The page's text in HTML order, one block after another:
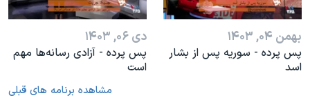
بهمن ۰۴, ۱۴۰۳
پس پرده - سوریه پس از بشار
اسد
دی ۰۶, ۱۴۰۳
پس پرده - آزادی رسانه‌ها مهم
است
مشاهده برنامه های قبلی